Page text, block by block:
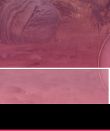
OCIO
CINE